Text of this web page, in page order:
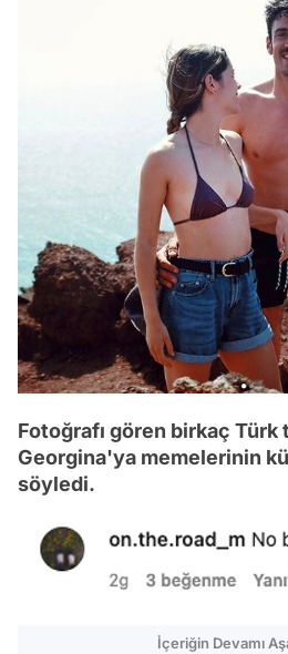
Fotoğrafı gören birkaç Türk
Georgina'ya memelerinin
söyledi.
İçeriğin Devamı